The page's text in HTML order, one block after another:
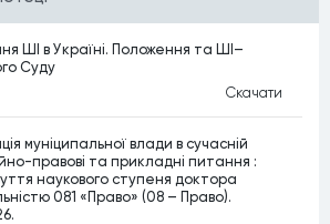
ШІ в Україні. Положення та ШІ–
Суду
Скачати
муніципальної влади в сучасній
правові та прикладні питання :
наукового ступеня доктора
081 «Право» (08 – Право).